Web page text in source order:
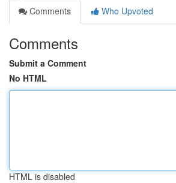
Comments
Who Upvoted
Comments
Submit a Comment
No HTML
HTML is disabled